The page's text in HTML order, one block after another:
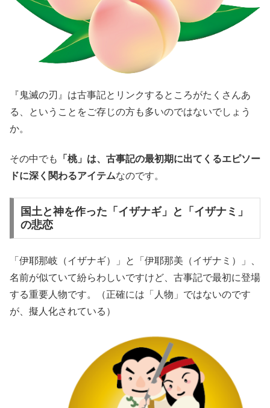
『鬼滅の刃』は古事記とリンクするところがたくさんあ
る、ということをご存じの方も多いのではないでしょう
か。
その中でも
「桃」は、古事記の最初期に出てくるエピソー
ドに深く関わるアイテムなのです。
国土と神を作った「イザナギ」と「イザナミ」
の悲恋
「伊耶那岐（イザナギ）」と「伊耶那美（イザナミ）」、
名前が似ていて紛らわしいですけど、古事記で最初に登場
する重要人物です。（正確には「人物」ではないのです
が、擬人化されている）